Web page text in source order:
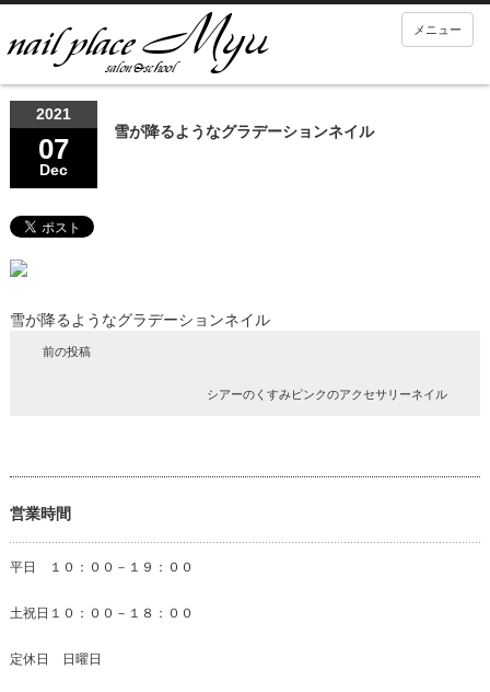
メニュー
2021
07
Dec
雪が降るようなグラデーションネイル
雪が降るようなグラデーションネイル
前の投稿
シアーのくすみピンクのアクセサリーネイル
営業時間
平日 １０：００－１９：００
土祝日１０：００－１８：００
定休日 日曜日